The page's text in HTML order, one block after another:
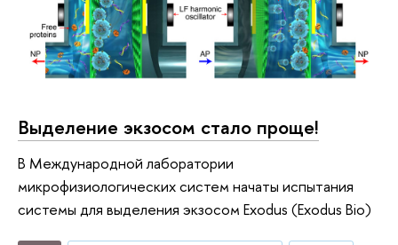
Выделение экзосом стало проще!
В Международной лаборатории
микрофизиологических систем начаты испытания
системы для выделения экзосом Exodus (Exodus Bio)